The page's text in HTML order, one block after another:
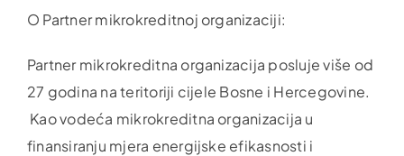
O Partner mikrokreditnoj organizaciji:
Partner mikrokreditna organizacija posluje više od
27 godina na teritoriji cijele Bosne i Hercegovine.
Kao vodeća mikrokreditna organizacija u
finansiranju mjera energijske efikasnosti i